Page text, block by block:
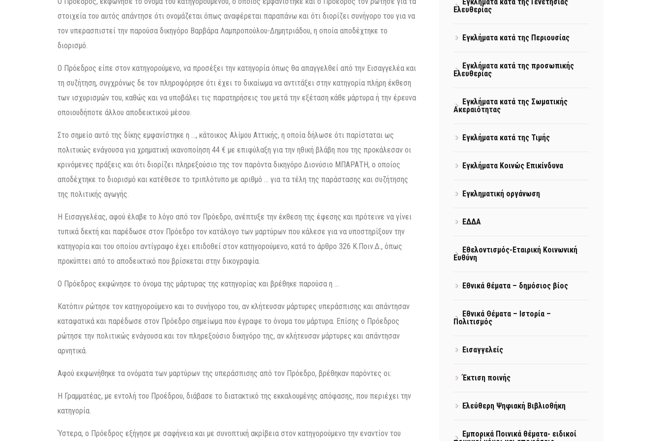
στοιχεία του αυτός απάντησε ότι ονομάζεται όπως αναφέρεται παραπάνω και ότι διορίζει συνήγορο του για να
τον υπερασπιστεί την παρούσα δικηγόρο Βαρβάρα Λαμπροπούλου-Δημητριάδου, η οποία αποδέχτηκε το
διορισμό.
Ο Πρόεδρος είπε στον κατηγορούμενο, να προσέξει την κατηγορία όπως θα απαγγελθεί από την Εισαγγελέα και
τη συζήτηση, συγχρόνως δε τον πληροφόρησε ότι έχει το δικαίωμα να αντιτάξει στην κατηγορία πλήρη έκθεση
των ισχυρισμών του, καθώς και να υποβάλει τις παρατηρήσεις του μετά την εξέταση κάθε μάρτυρα ή την έρευνα
οποιουδήποτε άλλου αποδεικτικού μέσου.
Στο σημείο αυτό της δίκης εμφανίστηκε η …, κάτοικος Αλίμου Αττικής, η οποία δήλωσε ότι παρίσταται ως
πολιτικώς ενάγουσα για χρηματική ικανοποίηση 44 € με επιφύλαξη για την ηθική βλάβη που της προκάλεσαν οι
κρινόμενες πράξεις και ότι διορίζει πληρεξούσιο της τον παρόντα δικηγόρο Διονύσιο ΜΠΑΡΑΤΗ, ο οποίος
αποδέχτηκε το διορισμό και κατέθεσε το τριπλότυπο με αριθμό … για τα τέλη της παράστασης και συζήτησης
της πολιτικής αγωγής.
Η Εισαγγελέας, αφού έλαβε το λόγο από τον Πρόεδρο, ανέπτυξε την έκθεση της έφεσης και πρότεινε να γίνει
τυπικά δεκτή και παρέδωσε στον Πρόεδρο τον κατάλογο των μαρτύρων που κάλεσε για να υποστηρίξουν την
κατηγορία και του οποίου αντίγραφο έχει επιδοθεί στον κατηγορούμενο, κατά το άρθρο 326 Κ.Ποιν.Δ., όπως
προκύπτει από το αποδεικτικό που βρίσκεται στην δικογραφία.
Ο Πρόεδρος εκφώνησε το όνομα της μάρτυρας της κατηγορίας και βρέθηκε παρούσα η …
Κατόπιν ρώτησε τον κατηγορούμενο και το συνήγορο του, αν κλήτευσαν μάρτυρες υπεράσπισης και απάντησαν
καταφατικά και παρέδωσε στον Πρόεδρο σημείωμα που έγραφε το όνομα του μάρτυρα. Επίσης ο Πρόεδρος
ρώτησε την πολιτικώς ενάγουσα και τον πληρεξούσιο δικηγόρο της, αν κλήτευσαν μάρτυρες και απάντησαν
αρνητικά.
Αφού εκφωνήθηκε τα ονόματα των μαρτύρων της υπεράσπισης από τον Πρόεδρο, βρέθηκαν παρόντες οι:
Η Γραμματέας, με εντολή του Προέδρου, διάβασε το διατακτικό της εκκαλουμένης απόφασης, που περιέχει την
κατηγορία.
Ύστερα, ο Πρόεδρος εξήγησε με σαφήνεια και με συνοπτική ακρίβεια στον κατηγορούμενο την εναντίον του
Ελευθερίας
Εγκλήματα κατά της Περιουσίας
Εγκλήματα κατά της προσωπικής
Ελευθερίας
Εγκλήματα κατά της Σωματικής
Ακεραιότητας
Εγκλήματα κατά της Τιμής
Εγκλήματα Κοινώς Επικίνδυνα
Εγκληματική οργάνωση
ΕΔΔΑ
Εθελοντισμός-Εταιρική Κοινωνική
Ευθύνη
Εθνικά θέματα – δημόσιος βίος
Εθνικά Θέματα – Ιστορία –
Πολιτισμός
Εισαγγελείς
Έκτιση ποινής
Ελεύθερη Ψηφιακή Βιβλιοθήκη
Εμπορικά Ποινικά θέματα- ειδικοί